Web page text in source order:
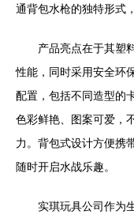
通背包水枪的独特形式
产品亮点在于其塑
性能，同时采用安全环
配置，包括不同造型的
色彩鲜艳、图案可爱，
力。背包式设计方便携
随时开启水战乐趣。
实琪玩具公司作为